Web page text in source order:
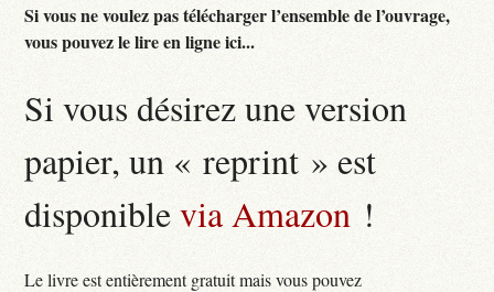
Si vous ne voulez pas télécharger l’ensemble de l’ouvrage,
vous pouvez le lire en ligne ici...
Si vous désirez une version
papier, un « reprint » est
disponiblevia Amazon !
Le livre est entièrement gratuit mais vous pouvez